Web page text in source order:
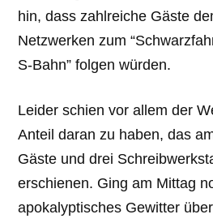
hin, dass zahlreiche Gäste
Netzwerken zum
S-Bahn” folgen würden.
Leider schien vor allem der
Anteil daran zu haben, das
Gäste und drei
erschienen. Ging am Mittag
apokalyptisches Gewitter